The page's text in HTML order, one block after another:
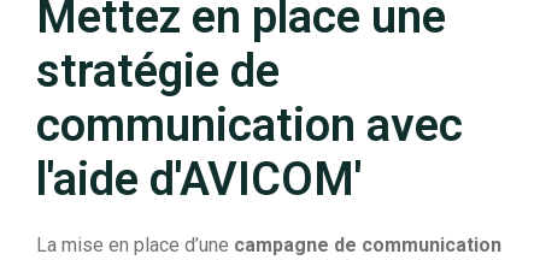
Mettez en place une
stratégie de
communication avec
l'aide d'AVICOM'
La mise en place d’une campagne de communication